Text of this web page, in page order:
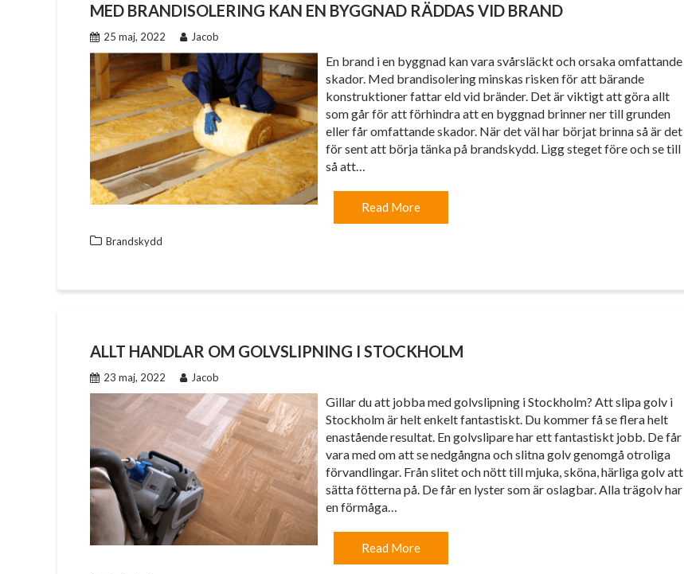
MED BRANDISOLERING KAN EN BYGGNAD RÄDDAS VID BRAND
25 maj, 2022 Jacob
En brand i en byggnad kan vara svårsläckt och orsaka omfattande
skador. Med brandisolering minskas risken för att bärande
konstruktioner fattar eld vid bränder. Det är viktigt att göra allt
som går för att förhindra att en byggnad brinner ner till grunden
eller får omfattande skador. När det väl har börjat brinna så är det
för sent att börja tänka på brandskydd. Ligg steget före och se till
så att…
Read More
Brandskydd
ALLT HANDLAR OM GOLVSLIPNING I STOCKHOLM
23 maj, 2022 Jacob
Gillar du att jobba med golvslipning i Stockholm? Att slipa golv i
Stockholm är helt enkelt fantastiskt. Du kommer få se flera helt
enastående resultat. En golvslipare har ett fantastiskt jobb. De får
vara med om att se nedgångna och slitna golv genomgå otroliga
förvandlingar. Från slitet och nött till mjuka, sköna, härliga golv att
sätta fötterna på. De får en lyster som är oslagbar. Alla trägolv har
en förmåga…
Read More